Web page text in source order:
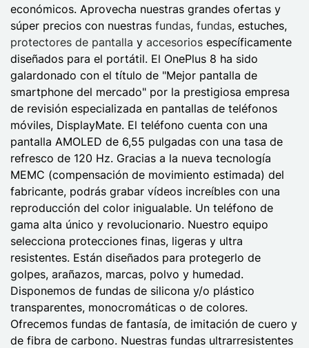
económicos. Aprovecha nuestras grandes ofertas y
súper precios con nuestras fundas, fundas, estuches,
protectores de pantalla y accesorios específicamente
diseñados para el portátil. El OnePlus 8 ha sido
galardonado con el título de "Mejor pantalla de
smartphone del mercado" por la prestigiosa empresa
de revisión especializada en pantallas de teléfonos
móviles, DisplayMate. El teléfono cuenta con una
pantalla AMOLED de 6,55 pulgadas con una tasa de
refresco de 120 Hz. Gracias a la nueva tecnología
MEMC (compensación de movimiento estimada) del
fabricante, podrás grabar vídeos increíbles con una
reproducción del color inigualable. Un teléfono de
gama alta único y revolucionario. Nuestro equipo
selecciona protecciones finas, ligeras y ultra
resistentes. Están diseñados para protegerlo de
golpes, arañazos, marcas, polvo y humedad.
Disponemos de fundas de silicona y/o plástico
transparentes, monocromáticas o de colores.
Ofrecemos fundas de fantasía, de imitación de cuero y
de fibra de carbono. Nuestras fundas ultrarresistentes